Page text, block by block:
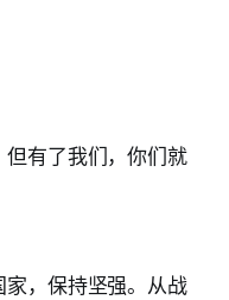
有了我们，你们就
家，保持坚强。从战